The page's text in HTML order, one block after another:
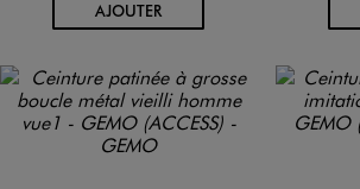
AJOUTERAU PANIER